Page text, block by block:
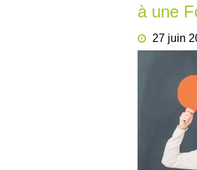
à une
27 juin